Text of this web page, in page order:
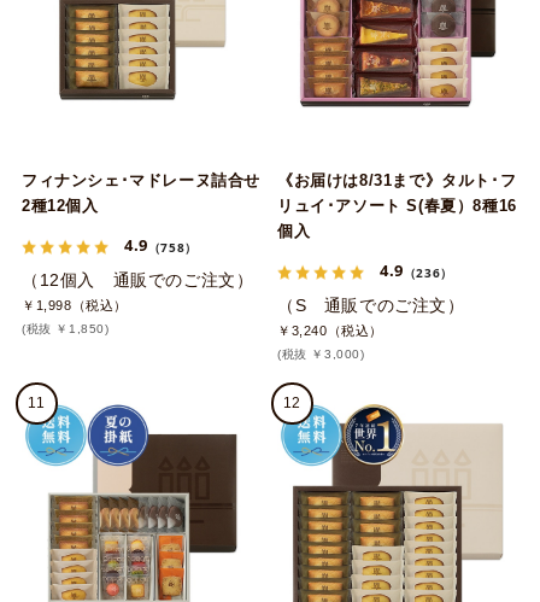
フィナンシェ･マドレーヌ詰合せ
2種12個入
4.9 （758）
（12個入 通販でのご注文）
￥1,998（税込）
(税抜 ￥1,850)
《お届けは8/31まで》タルト･フ
リュイ･アソート S(春夏）8種16
個入
4.9 （236）
（S 通販でのご注文）
￥3,240（税込）
(税抜 ￥3,000)
11 12